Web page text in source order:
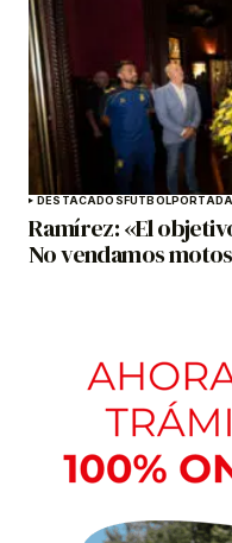
DESTACADOSFÚTBOL
Ramírez: «El
No vendamos